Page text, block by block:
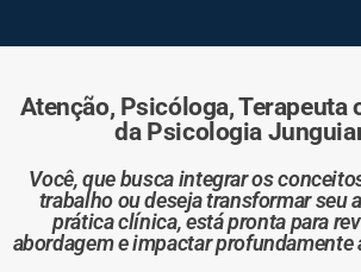
Atenção, Psicóloga, Terapeuta
da Psicologia
Você, que busca integrar os
trabalho ou deseja transformar seu
prática clínica, está pronta para
abordagem e impactar profundamente